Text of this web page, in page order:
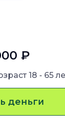
₽
18 - 65
деньги